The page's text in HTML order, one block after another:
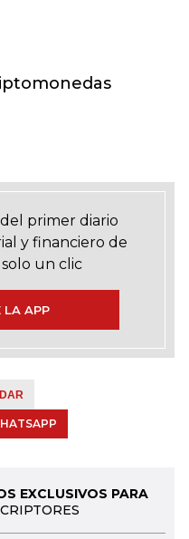
primer diario
y financiero de
un clic
LA APP
EXCLUSIVOS PARA